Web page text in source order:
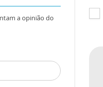
a opinião do